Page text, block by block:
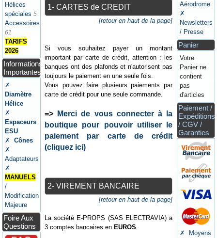
Hélices
spéciales 5
Accessoires
61
TARIFS
2026
Informations
Importantes
✗
Diamètre
Hélice
✗
Espaceurs
ESU
✗
Cônes
✗
Adaptateurs
✗
MANUELS
/
Modification
Majeure
Foire Aux
Questions
1- CARTES de CREDIT
[retour en haut de la page]
Si vous souhaitez payer un montant
important par carte de crédit, attention : les
banques ont des plafonds et n'autorisent pas
toujours le paiement en une seule fois.
Vous pouvez faire plusieurs paiements par
carte de crédit pour une seule commande.
=>
Merci de vous connecter à la
boutique pour pouvoir utiliser le
paiement par carte de crédit
(cliquez ici)
2- VIREMENT BANCAIRE
[retour en haut de la page]
La société E-PROPS (SAS ELECTRAVIA) a
3 comptes bancaires en EUROS.
Aérodrome
✗
Newsletters
/ Presse
Panier
Votre
Panier ne
contient
pas
d'articles
Paiement /
Expéditions
/ CGV /
Garanties
✗ Moyens